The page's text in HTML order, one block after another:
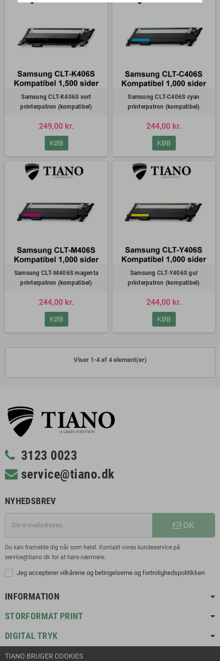
Samsung CLT-K406S sort
printerpatron (kompatibel)
249,00 kr.
KØB
Samsung CLT-C406S cyan
printerpatron (kompatibel)
244,00 kr.
KØB
Samsung CLT-M406S magenta
printerpatron (kompatibel)
244,00 kr.
KØB
Samsung CLT-Y406S gul
printerpatron (kompatibel)
244,00 kr.
KØB
Viser 1-4 af 4 element(er)
3123 0023
service@tiano.dk
NYHEDSBREV
OK
Du kan framelde dig når som helst. Kontakt vores kundeservice på
service@tiano.dk for at høre nærmere.
Jeg accepterer vilkårene og betingelserne og fortrolighedspolitikken
INFORMATION
STORFORMAT PRINT
DIGITAL TRYK
TIANO BRUGER COOKIES